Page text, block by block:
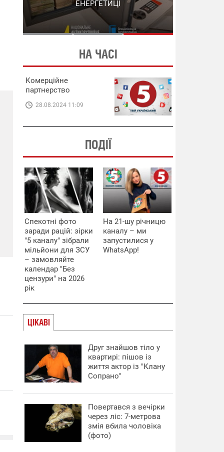
СХЕМИ В ЕНЕРГЕТИЦІ
ЕНЕРГЕТИЦІ
НА ЧАСІ
Комерційне
партнерство
28.08.2024 11:09
ПОДІЇ
Спекотні фото
заради рацій: зірки
"5 каналу" зібрали
мільйони для ЗСУ
– замовляйте
календар "Без
цензури" на 2026
рік
На 21-шу річницю
каналу – ми
запустилися у
WhatsApp!
ЦІКАВІ
Друг знайшов тіло у
квартирі: пішов із
життя актор із "Клану
Сопрано"
Повертався з вечірки
через ліс: 7-метрова
змія вбила чоловіка
(фото)